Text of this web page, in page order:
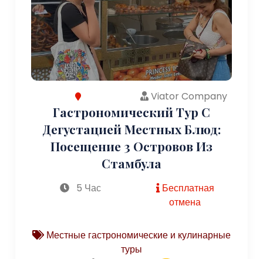
Viator Company
Гастрономический Тур С
Дегустацией Местных Блюд:
Посещение 3 Островов Из
Стамбула
5 Час
Бесплатная
отмена
Местные гастрономические и кулинарные
туры